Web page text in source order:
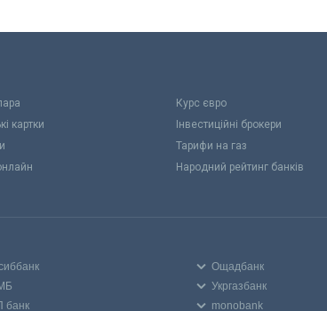
Курс євро
картки
Інвестиційні брокери
Тарифи на газ
Народний рейтинг банків
Ощадбанк
Укргазбанк
банк monobank